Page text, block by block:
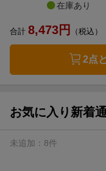
在庫あり
合計 8,473円 （税込）
2点
お気に入り新着
未追加： 8件